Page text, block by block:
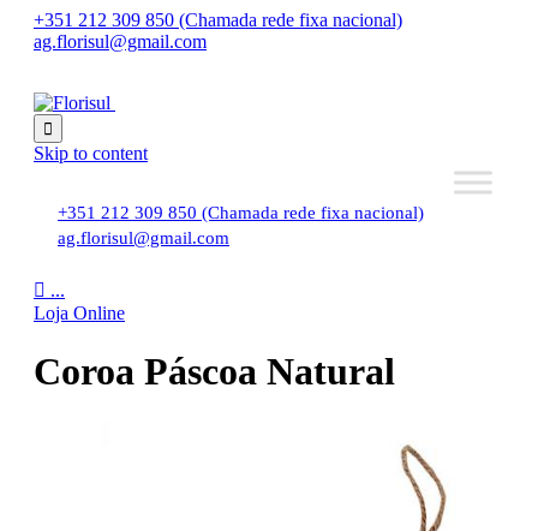
+351 212 309 850 (Chamada rede fixa nacional)
ag.florisul@gmail.com

Skip to content
+351 212 309 850 (Chamada rede fixa nacional)
ag.florisul@gmail.com
 ...
Loja Online
Coroa Páscoa Natural